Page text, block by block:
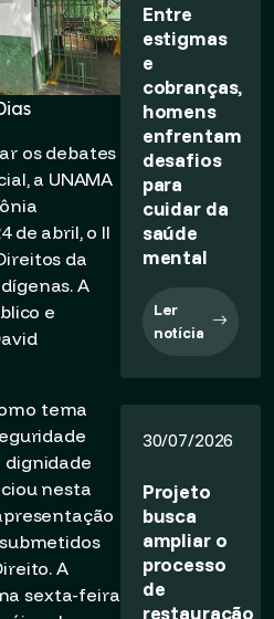
os debates
a UNAMA
de abril, o II
da
A
e
tema
dignidade
nesta
A
sexta-feira
Entre
estigmas
e
cobranças,
homens
enfrentam
desafios
para
cuidar da
saúde
mental
Ler
notícia
30/07/2026
Projeto
busca
ampliar o
processo
de
restauração